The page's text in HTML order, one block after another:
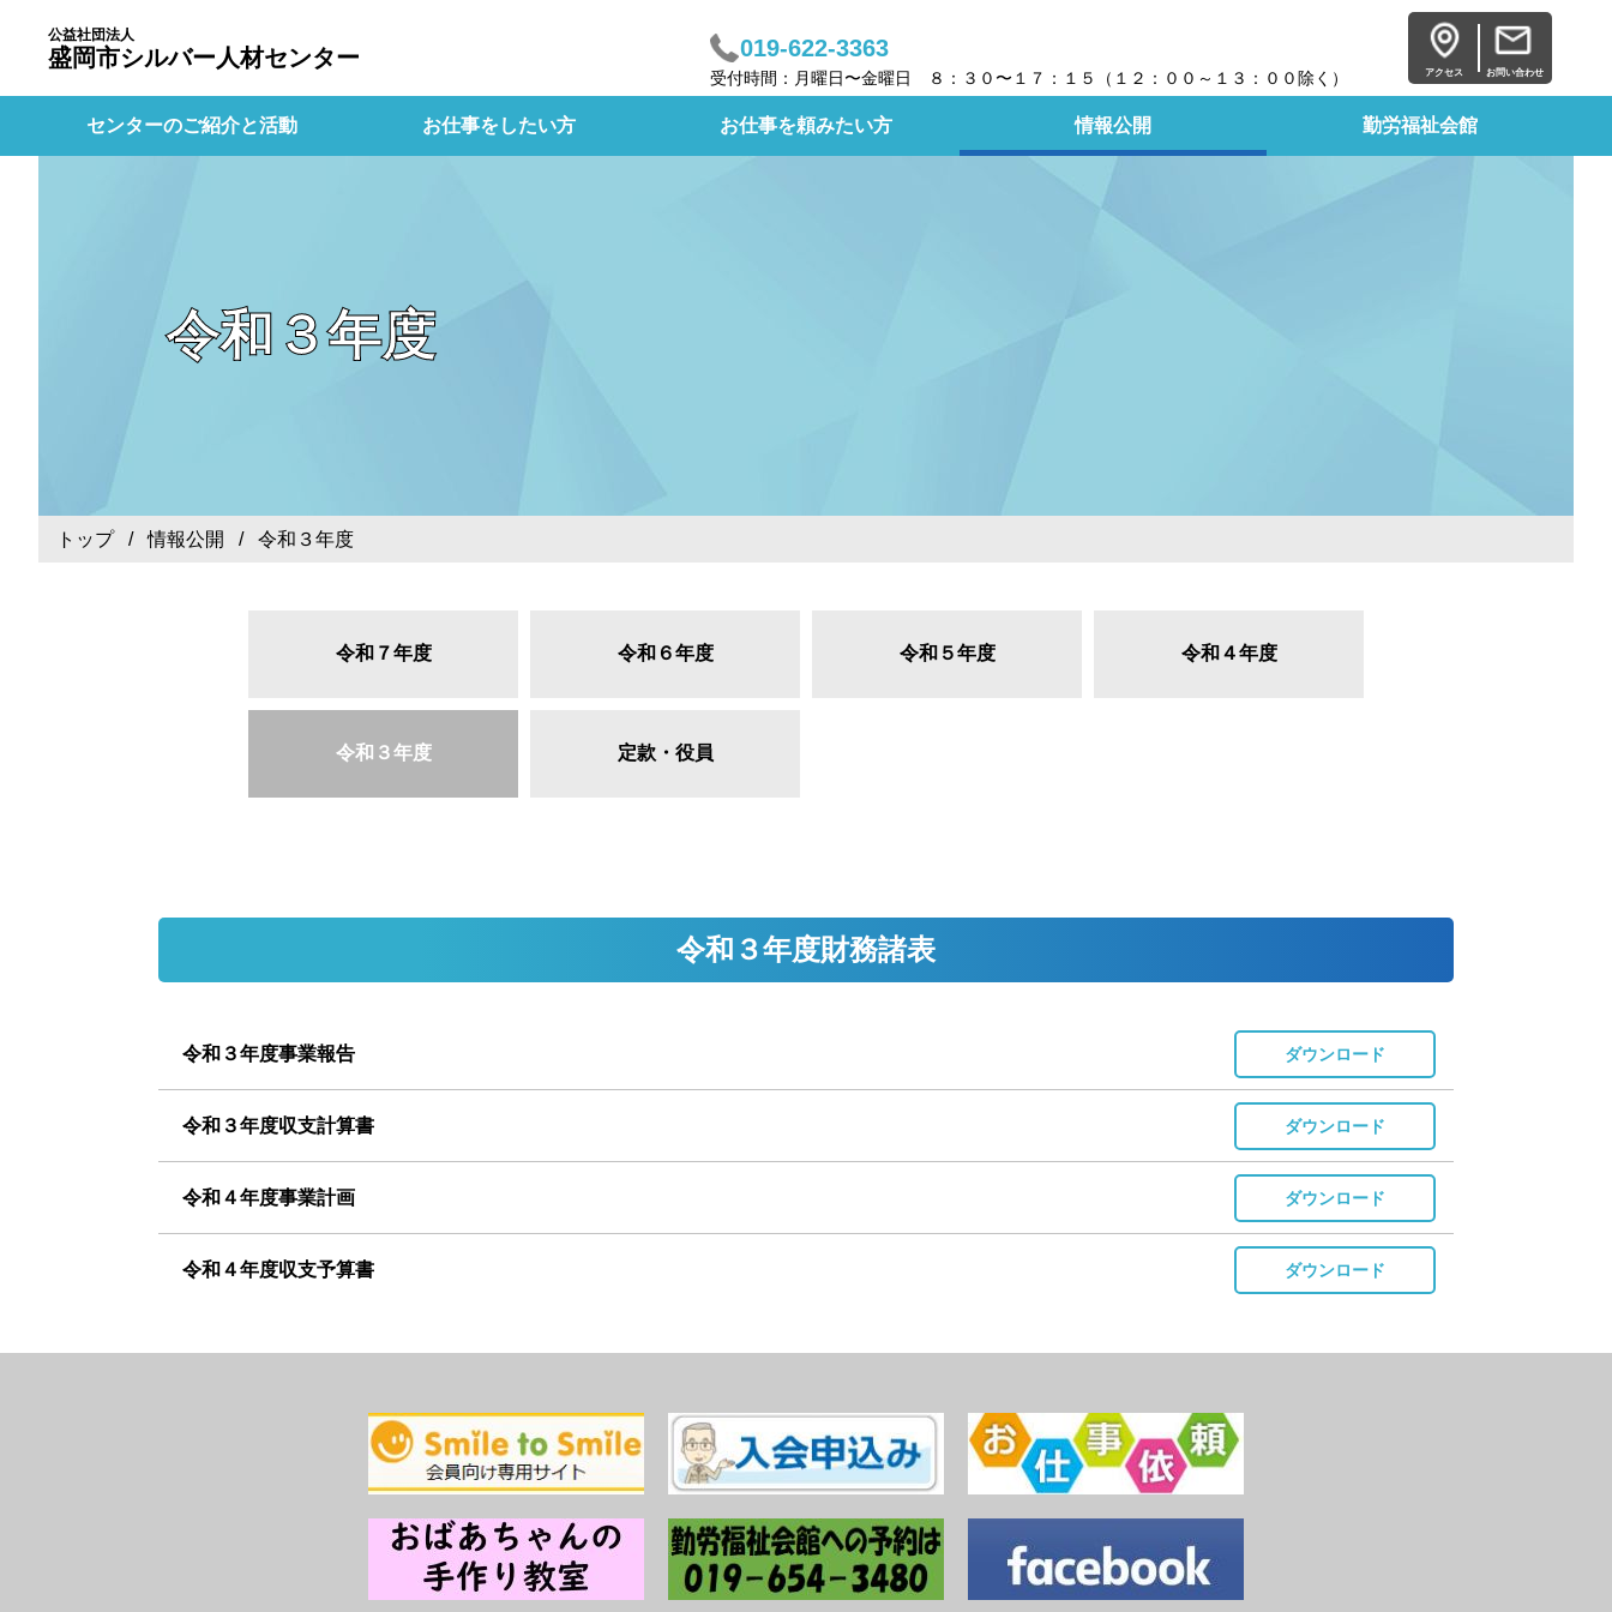
公益社団法人
盛岡市シルバー人材センター 019-622-3363
受付時間：月曜日〜金曜日 ８：３０〜１７：１５（１２：００～１３：００除く） アクセス お問い合わせ
センターのご紹介と活動 お仕事をしたい方 お仕事を頼みたい方 情報公開 勤労福祉会館
令和３年度
トップ/情報公開 / 令和３年度
令和７年度 令和６年度 令和５年度 令和４年度
令和３年度 定款・役員
令和３年度財務諸表
令和３年度事業報告 ダウンロード
令和３年度収支計算書 ダウンロード
令和４年度事業計画 ダウンロード
令和４年度収支予算書 ダウンロード